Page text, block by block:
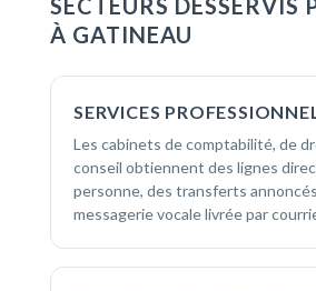
SECTEURS DESSERVIS
À GATINEAU
SERVICES
Les cabinets de comptabilité, de
conseil obtiennent des lignes
personne, des transferts
messagerie vocale livrée par